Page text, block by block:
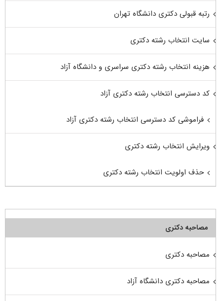
رتبه قبولی دکتری دانشگاه تهران
سایت انتخاب رشته دکتری
هزینه انتخاب رشته دکتری سراسری و دانشگاه آزاد
کد دسترسی انتخاب رشته دکتری آزاد
فراموشی کد دسترسی انتخاب رشته دکتری آزاد
ویرایش انتخاب رشته دکتری
حذف اولویت انتخاب رشته دکتری
مصاحبه دکتری
مصاحبه دکتری
مصاحبه دکتری دانشگاه آزاد